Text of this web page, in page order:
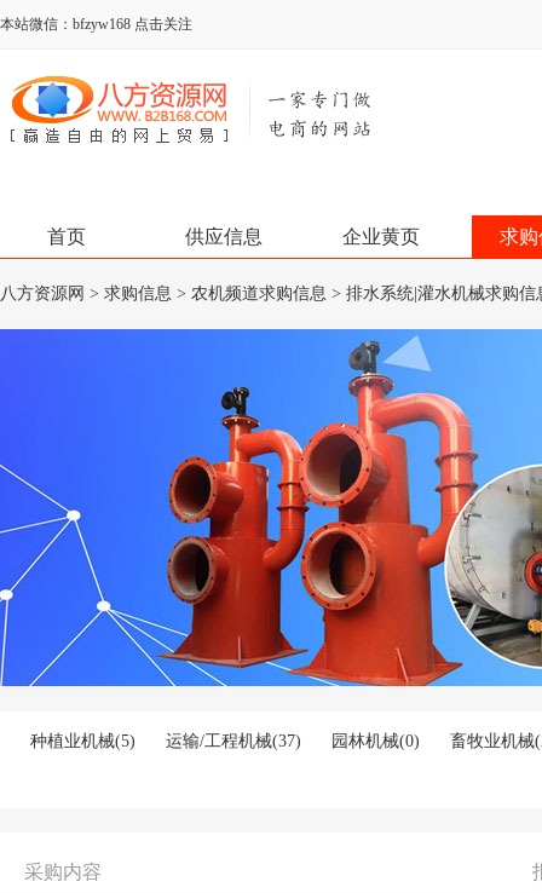
本站微信：bfzyw168 点击关注
首页 供应信息 企业黄页 求
八方资源网 > 求购信息 > 农机频道求购信息 > 排水系统|灌水机械求购信
种植业机械(5) 运输/工程机械(37) 园林机械(0) 畜牧业机械
采购内容